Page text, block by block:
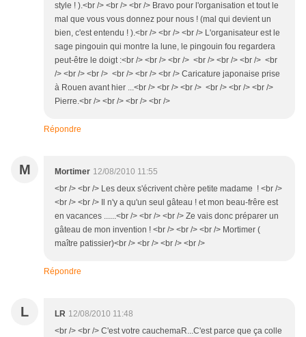
style ! ).<br /> <br /> <br /> Bravo pour l'organisation et tout le
mal que vous vous donnez pour nous ! (mal qui devient un
bien, c'est entendu ! ).<br /> <br /> <br /> L'organisateur est le
sage pingouin qui montre la lune, le pingouin fou regardera
peut-être le doigt :<br /> <br /> <br /> <br /> <br /> <br /> <br
/> <br /> <br /> <br /> <br /> <br /> Caricature japonaise prise
à Rouen avant hier ...<br /> <br /> <br /> <br /> <br /> <br />
Pierre.<br /> <br /> <br /> <br />
Répondre
M Mortimer 12/08/2010 11:55
<br /> <br /> Les deux s'écrivent chère petite madame ! <br />
<br /> <br /> Il n'y a qu'un seul gâteau ! et mon beau-frêre est
en vacances ......<br /> <br /> <br /> Ze vais donc préparer un
gâteau de mon invention ! <br /> <br /> <br /> Mortimer (
maître patissier)<br /> <br /> <br /> <br />
Répondre
L LR 12/08/2010 11:48
<br /> <br /> C'est votre cauchemaR...C'est parce que ça colle